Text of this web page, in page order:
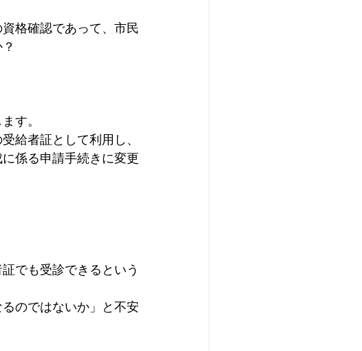
格確認であって、市民
す。
給者証として利用し、
係る申請手続きに変更
でも受診できるという
のではないか」と不安